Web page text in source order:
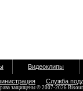
Видеоклипы
Служба
защищены © 2007-2026